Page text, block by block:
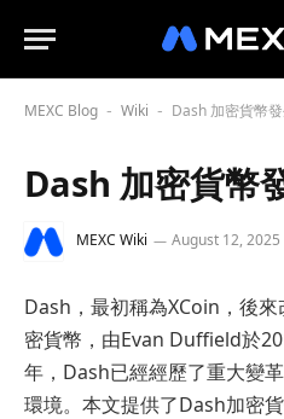
MEXC Blog - Wiki - Dash 加密貨幣
Dash 加密貨幣
MEXC Wiki August 12, 2025
Dash，最初稱為XCoin，後
密貨幣，由Evan Duffield於
年，Dash已經經歷了重大變
環境。本文提供了Dash加密